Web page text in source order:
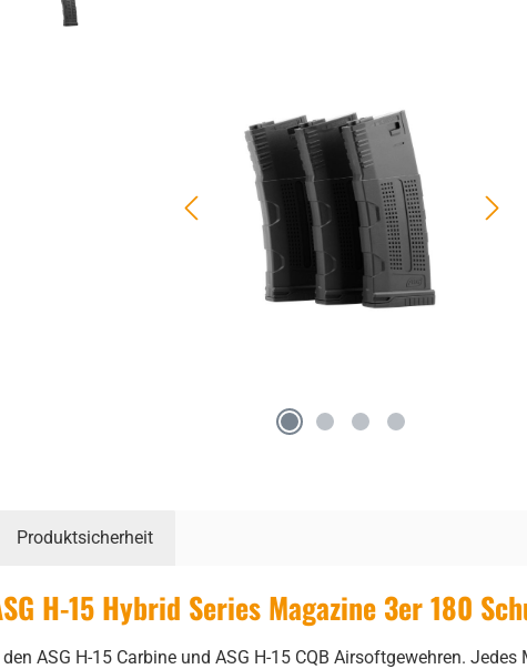
Produktsicherheit
H-15 Hybrid Series Magazine 3er 180
ASG H-15 Carbine und ASG H-15 CQB Airsoftgewehren.